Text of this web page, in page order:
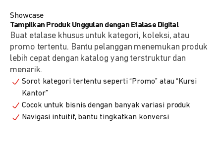
Showcase
Tampilkan Produk Unggulan dengan Etalase Digital
Buat etalase khusus untuk kategori, koleksi, atau
promo tertentu. Bantu pelanggan menemukan produk
lebih cepat dengan katalog yang terstruktur dan
menarik.
Sorot kategori tertentu seperti “Promo” atau “Kursi
Kantor”
Cocok untuk bisnis dengan banyak variasi produk
Navigasi intuitif, bantu tingkatkan konversi